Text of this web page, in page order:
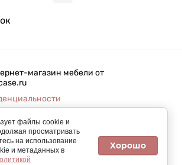
магазин мебели от
файлы cookie и
просматривать
на использование
и метаданных в
Хорошо